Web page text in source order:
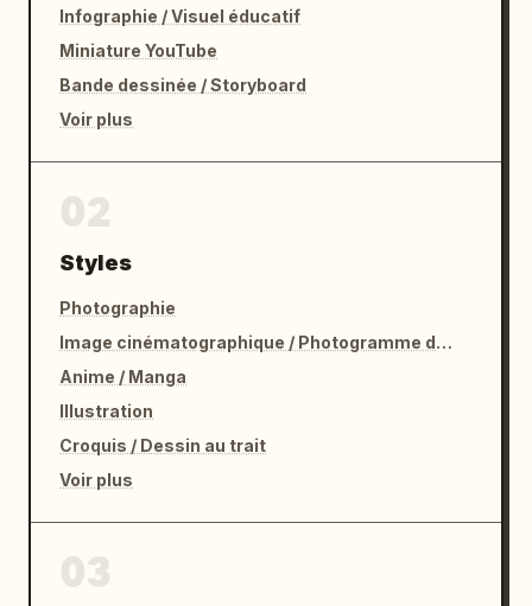
Infographie / Visuel éducatif
Miniature YouTube
Bande dessinée / Storyboard
Voir plus
Styles
Photographie
Image cinématographique / Photogramme de film
Anime / Manga
Illustration
Croquis / Dessin au trait
Voir plus